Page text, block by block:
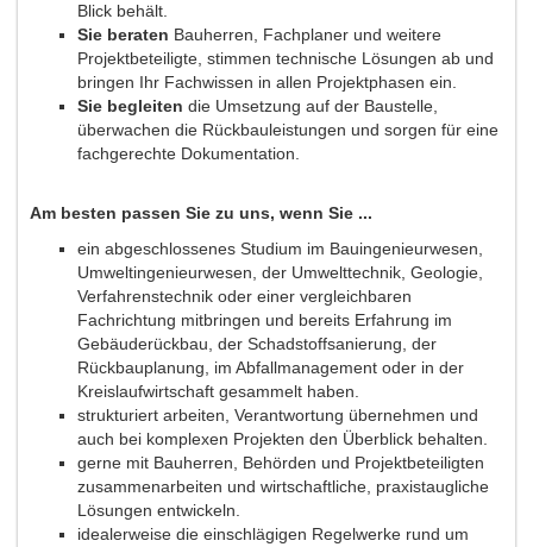
Blick behält.
Sie beraten Bauherren, Fachplaner und weitere
Projektbeteiligte, stimmen technische Lösungen ab und
bringen Ihr Fachwissen in allen Projektphasen ein.
Sie begleiten die Umsetzung auf der Baustelle,
überwachen die Rückbauleistungen und sorgen für eine
fachgerechte Dokumentation.
Am besten passen Sie zu uns, wenn Sie ...
ein abgeschlossenes Studium im Bauingenieurwesen,
Umweltingenieurwesen, der Umwelttechnik, Geologie,
Verfahrenstechnik oder einer vergleichbaren
Fachrichtung mitbringen und bereits Erfahrung im
Gebäuderückbau, der Schadstoffsanierung, der
Rückbauplanung, im Abfallmanagement oder in der
Kreislaufwirtschaft gesammelt haben.
strukturiert arbeiten, Verantwortung übernehmen und
auch bei komplexen Projekten den Überblick behalten.
gerne mit Bauherren, Behörden und Projektbeteiligten
zusammenarbeiten und wirtschaftliche, praxistaugliche
Lösungen entwickeln.
idealerweise die einschlägigen Regelwerke rund um